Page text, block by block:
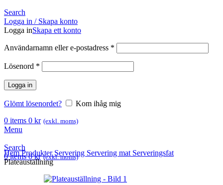
Search
Logga in / Skapa konto
Logga inSkapa ett konto
Användarnamn eller e-postadress *
Lösenord *
Logga in
Glömt lösenordet?
Kom ihåg mig
0 items 0 kr (exkl. moms)
Menu
Search
0items 0kr (exkl. moms)
HemProdukterServering Servering mat Serveringsfat
Plateauställning